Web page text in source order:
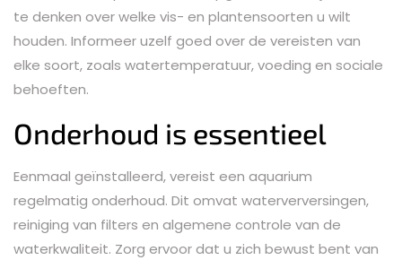
te denken over welke vis- en plantensoorten u wilt
houden. Informeer uzelf goed over de vereisten van
elke soort, zoals watertemperatuur, voeding en sociale
behoeften.
Onderhoud is essentieel
Eenmaal geïnstalleerd, vereist een aquarium
regelmatig onderhoud. Dit omvat waterverversingen,
reiniging van filters en algemene controle van de
waterkwaliteit. Zorg ervoor dat u zich bewust bent van